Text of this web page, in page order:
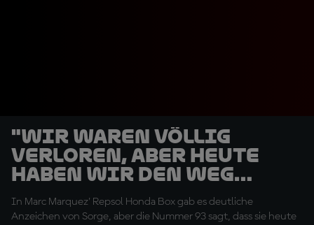
"Wir waren völlig
verloren, aber heute
haben wir den Weg
gefunden"
In Marc Marquez' Repsol Honda Box gab es deutliche
Anzeichen von Sorge, aber die Nummer 93 sagt, dass sie heute